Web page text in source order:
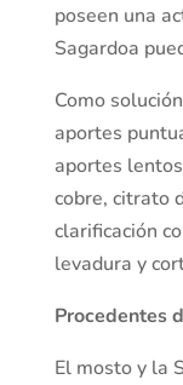
poseen una
Sagardoa
Como
aportes
aportes
cobre, citrato
clarificación
levadura y
Procedentes
El mosto y la